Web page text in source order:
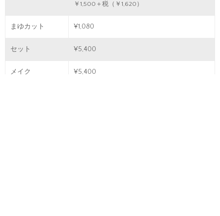
￥1,500＋税（￥1,620）
まゆカット ¥1,080
セット ¥5,400
メイク ¥5,400